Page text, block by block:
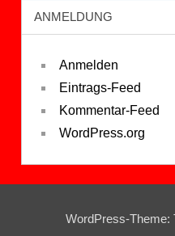
ANMELDUNG
Anmelden
Eintrags-Feed
Kommentar-Feed
WordPress.org
WordPress-Theme: